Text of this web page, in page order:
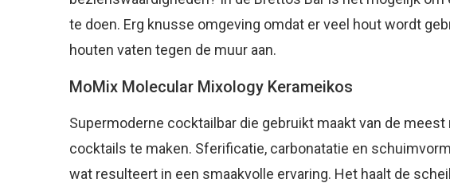
te doen. Erg knusse omgeving omdat er veel hout wordt
houten vaten tegen de muur aan.
MoMix Molecular Mixology Kerameikos
Supermoderne cocktailbar die gebruikt maakt van de
cocktails te maken. Sferificatie, carbonatatie en
wat resulteert in een smaakvolle ervaring. Het haalt de